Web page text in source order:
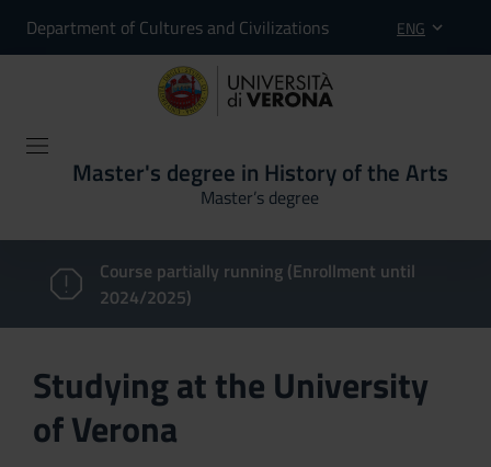
Department of Cultures and Civilizations ENG
Master's degree in History of the Arts
Master’s degree
Course partially running (Enrollment until
2024/2025)
Studying at the University
of Verona